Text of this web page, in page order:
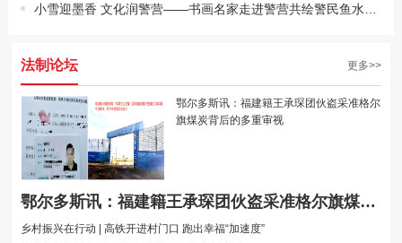
小雪迎墨香 文化润警营——书画名家走进警营共绘警民鱼水情侧记
法制论坛 更多>>
鄂尔多斯讯：福建籍王承琛团伙盗采准格尔
旗煤炭背后的多重审视
鄂尔多斯讯：福建籍王承琛团伙盗采准格尔旗煤炭背后的多重审视
乡村振兴在行动 | 高铁开进村门口 跑出幸福“加速度”